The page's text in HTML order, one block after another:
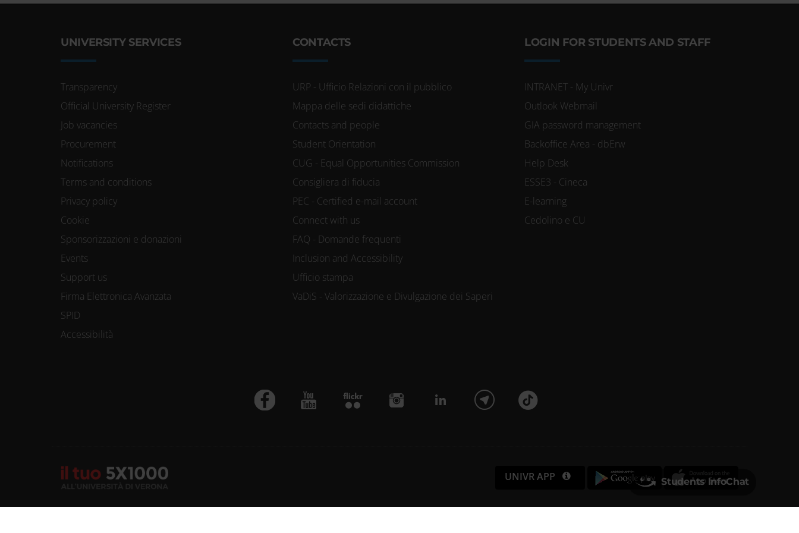
UNIVERSITY SERVICES
Transparency
Official University Register
Job vacancies
Procurement
Notifications
Terms and conditions
Privacy policy
Cookie
Sponsorizzazioni e donazioni
Events
Support us
Firma Elettronica Avanzata
SPID
Accessibilità
CONTACTS
URP - Ufficio Relazioni con il pubblico
Mappa delle sedi didattiche
Contacts and people
Student Orientation
CUG - Equal Opportunities Commission
Consigliera di fiducia
PEC - Certified e-mail account
Connect with us
FAQ - Domande frequenti
Inclusion and Accessibility
Ufficio stampa
VaDiS - Valorizzazione e Divulgazione dei Saperi
LOGIN FOR STUDENTS AND STAFF
INTRANET - My Univr
Outlook Webmail
GIA password management
Backoffice Area - dbErw
Help Desk
ESSE3 - Cineca
E-learning
Cedolino e CU
UNIVR APP Students InfoChat